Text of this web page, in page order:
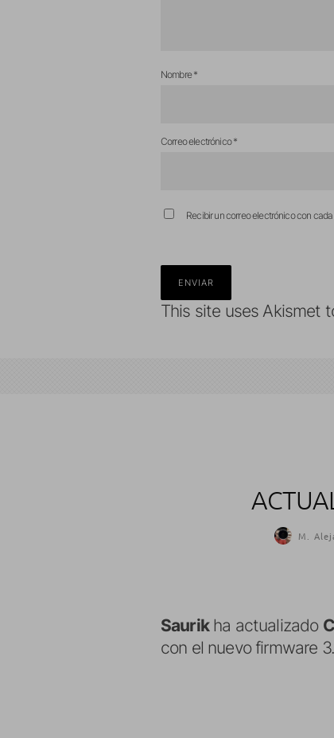
Nombre*
Correo electrónico*
Recibir un correo electrónico con
This site uses Akismet
M.
Saurikha actualizado
con el nuevo firmware